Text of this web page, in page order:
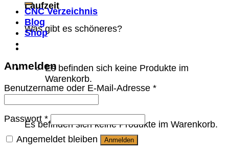
Laufzeit
Was gibt es schöneres?
Es befinden sich keine Produkte im
Warenkorb.
Es befinden sich keine Produkte im Warenkorb.
CNC Verzeichnis
Blog
Shop
Anmelden
Benutzername oder E-Mail-Adresse *
Passwort *
Angemeldet bleiben
Anmelden